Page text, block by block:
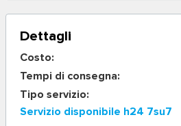
Dettagli
Costo:
Tempi di consegna:
Tipo servizio:
Servizio disponibile h24 7su7